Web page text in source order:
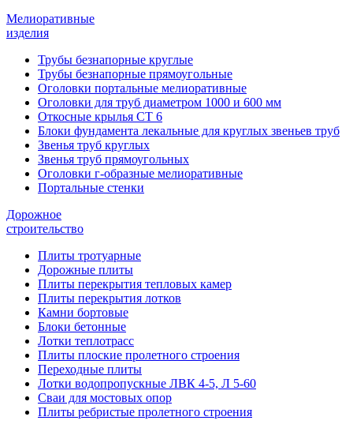
Мелиоративные
изделия
Трубы безнапорные круглые
Трубы безнапорные прямоугольные
Оголовки портальные мелиоративные
Оголовки для труб диаметром 1000 и 600 мм
Откосные крылья СТ 6
Блоки фундамента лекальные для круглых звеньев труб
Звенья труб круглых
Звенья труб прямоугольных
Оголовки г-образные мелиоративные
Портальные стенки
Дорожное
строительство
Плиты тротуарные
Дорожные плиты
Плиты перекрытия тепловых камер
Плиты перекрытия лотков
Камни бортовые
Блоки бетонные
Лотки теплотрасс
Плиты плоские пролетного строения
Переходные плиты
Лотки водопропускные ЛВК 4-5, Л 5-60
Сваи для мостовых опор
Плиты ребристые пролетного строения